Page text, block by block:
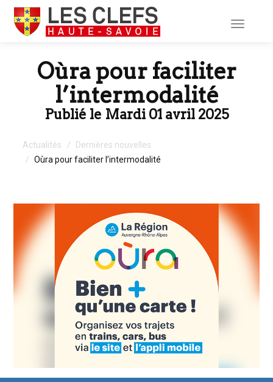
Toggle
Oùra pour faciliter
l’intermodalité
Publié le Mardi 01 avril 2025
Actualités
Dernières nouvelles
Oùra pour faciliter l’intermodalité